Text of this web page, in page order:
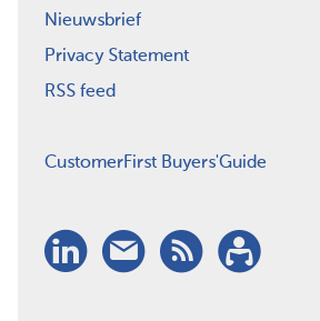
Nieuwsbrief
Privacy Statement
RSS feed
CustomerFirst Buyers'Guide
LinkedIn
RSS